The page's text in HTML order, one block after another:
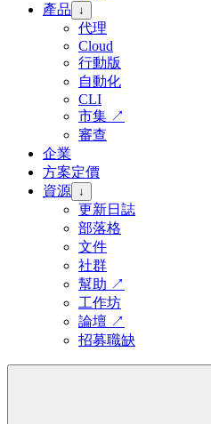
產品
↓
代理
Cloud
行動版
自動化
CLI
市集 ↗
審查
企業
方案定價
資源 ↓
更新日誌
部落格
文件
社群
幫助 ↗
工作坊
論壇 ↗
招募職缺